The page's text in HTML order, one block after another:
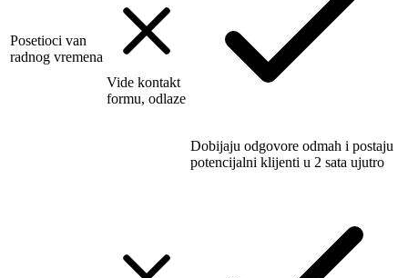
Posetioci van
radnog vremena
Vide kontakt
formu, odlaze
Dobijaju odgovore odmah i postaju
potencijalni klijenti u 2 sata ujutro